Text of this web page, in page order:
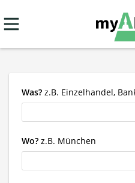
Was? z.B. Einzelhandel,
Wo? z.B. München